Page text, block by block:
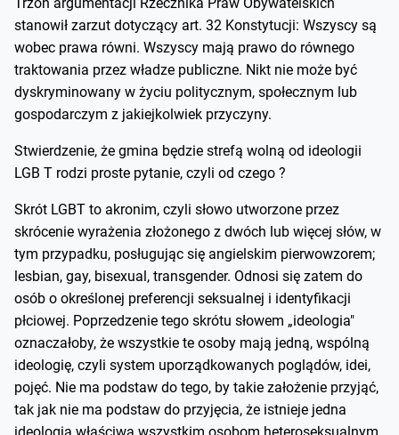
Trzon argumentacji Rzecznika Praw Obywatelskich
stanowił zarzut dotyczący art. 32 Konstytucji: Wszyscy są
wobec prawa równi. Wszyscy mają prawo do równego
traktowania przez władze publiczne. Nikt nie może być
dyskryminowany w życiu politycznym, społecznym lub
gospodarczym z jakiejkolwiek przyczyny.
Stwierdzenie, że gmina będzie strefą wolną od ideologii
LGB T rodzi proste pytanie, czyli od czego ?
Skrót LGBT to akronim, czyli słowo utworzone przez
skrócenie wyrażenia złożonego z dwóch lub więcej słów, w
tym przypadku, posługując się angielskim pierwowzorem;
lesbian, gay, bisexual, transgender. Odnosi się zatem do
osób o określonej preferencji seksualnej i identyfikacji
płciowej. Poprzedzenie tego skrótu słowem „ideologia"
oznaczałoby, że wszystkie te osoby mają jedną, wspólną
ideologię, czyli system uporządkowanych poglądów, idei,
pojęć. Nie ma podstaw do tego, by takie założenie przyjąć,
tak jak nie ma podstaw do przyjęcia, że istnieje jedna